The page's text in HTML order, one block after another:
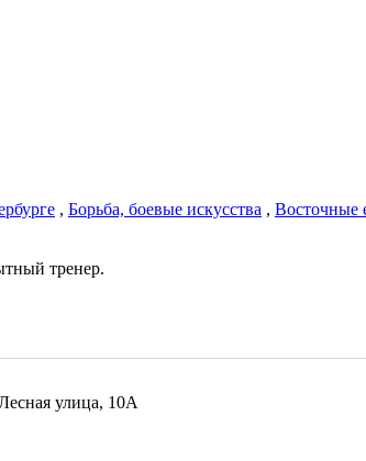
, Борьба, боевые искусства , Восточные
тренер.
улица, 10А